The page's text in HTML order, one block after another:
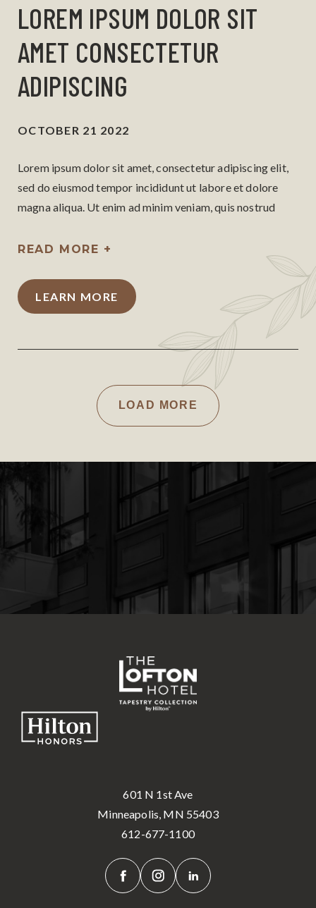
LOREM IPSUM DOLOR SIT
AMET CONSECTETUR
ADIPISCING
OCTOBER 21 2022
Lorem ipsum dolor sit amet, consectetur adipiscing elit,
sed do eiusmod tempor incididunt ut labore et dolore
magna aliqua. Ut enim ad minim veniam, quis nostrud
commodo consequat.
READ MORE +
LEARN MORE
LOAD MORE
601 N 1st Ave
Minneapolis, MN 55403
612-677-1100